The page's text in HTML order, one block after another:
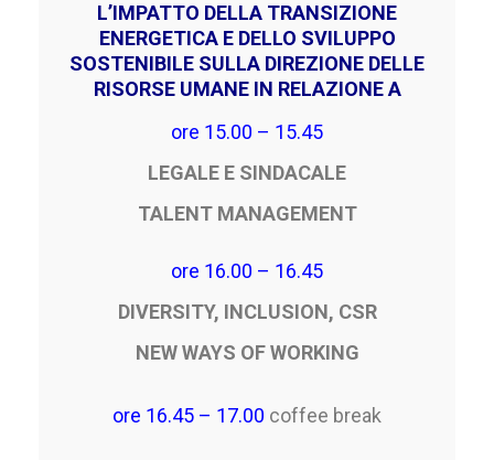
L’IMPATTO DELLA TRANSIZIONE
ENERGETICA E DELLO SVILUPPO
SOSTENIBILE SULLA DIREZIONE DELLE
RISORSE UMANE IN RELAZIONE A
ore 15.00 – 15.45
LEGALE E SINDACALE
TALENT MANAGEMENT
ore 16.00 – 16.45
DIVERSITY, INCLUSION, CSR
NEW WAYS OF WORKING
ore 16.45 – 17.00 coffee break